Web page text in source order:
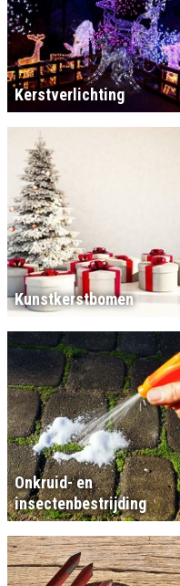
Kerstverlichting
Kunstkerstbomen
Onkruid- en
insectenbestrijding